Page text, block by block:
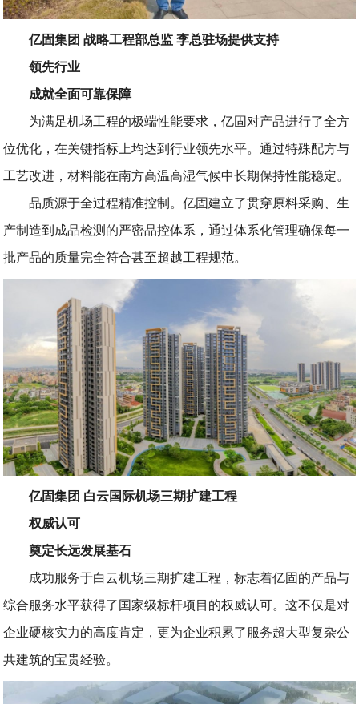
亿固集团 战略工程部总监 李总驻场提供支持
领先行业
成就全面可靠保障
为满足机场工程的极端性能要求，亿固对产品进行了全方
位优化，在关键指标上均达到行业领先水平。通过特殊配方与
工艺改进，材料能在南方高温高湿气候中长期保持性能稳定。
品质源于全过程精准控制。亿固建立了贯穿原料采购、生
产制造到成品检测的严密品控体系，通过体系化管理确保每一
批产品的质量完全符合甚至超越工程规范。
亿固集团 白云国际机场三期扩建工程
权威认可
奠定长远发展基石
成功服务于白云机场三期扩建工程，标志着亿固的产品与
综合服务水平获得了国家级标杆项目的权威认可。这不仅是对
企业硬核实力的高度肯定，更为企业积累了服务超大型复杂公
共建筑的宝贵经验。